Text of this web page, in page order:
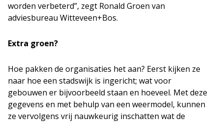
worden verbeterd”, zegt Ronald Groen van
adviesbureau Witteveen+Bos.
Extra groen?
Hoe pakken de organisaties het aan? Eerst kijken ze
naar hoe een stadswijk is ingericht; wat voor
gebouwen er bijvoorbeeld staan en hoeveel. Met deze
gegevens en met behulp van een weermodel, kunnen
ze vervolgens vrij nauwkeurig inschatten wat de